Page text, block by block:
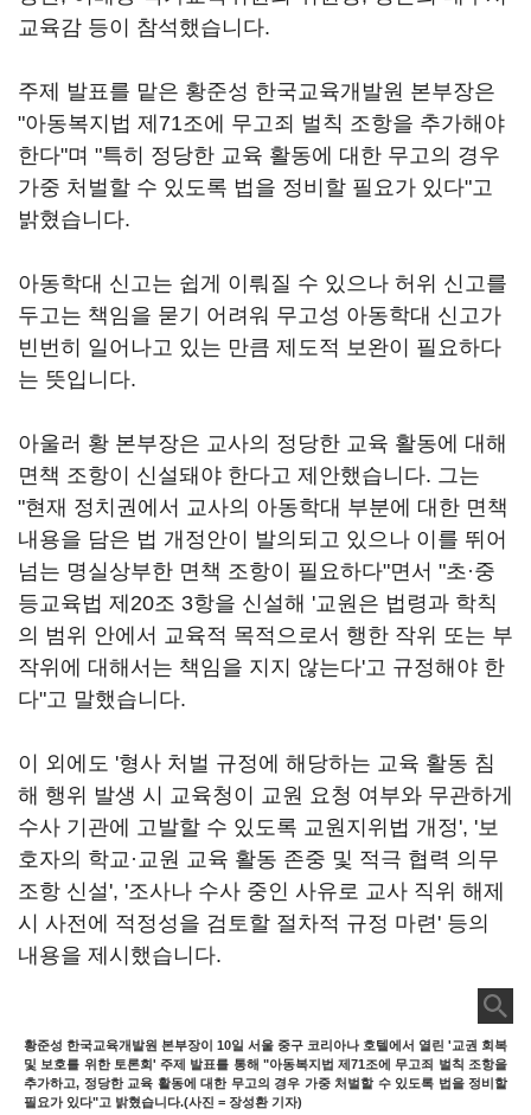
교육감 등이 참석했습니다.
주제 발표를 맡은 황준성 한국교육개발원 본부장은
"아동복지법 제71조에 무고죄 벌칙 조항을 추가해야
한다"며 "특히 정당한 교육 활동에 대한 무고의 경우
가중 처벌할 수 있도록 법을 정비할 필요가 있다"고
밝혔습니다.
아동학대 신고는 쉽게 이뤄질 수 있으나 허위 신고를
두고는 책임을 묻기 어려워 무고성 아동학대 신고가
빈번히 일어나고 있는 만큼 제도적 보완이 필요하다
는 뜻입니다.
아울러 황 본부장은 교사의 정당한 교육 활동에 대해
면책 조항이 신설돼야 한다고 제안했습니다. 그는
"현재 정치권에서 교사의 아동학대 부분에 대한 면책
내용을 담은 법 개정안이 발의되고 있으나 이를 뛰어
넘는 명실상부한 면책 조항이 필요하다"면서 "초·중
등교육법 제20조 3항을 신설해 '교원은 법령과 학칙
의 범위 안에서 교육적 목적으로서 행한 작위 또는 부
작위에 대해서는 책임을 지지 않는다'고 규정해야 한
다"고 말했습니다.
이 외에도 '형사 처벌 규정에 해당하는 교육 활동 침
해 행위 발생 시 교육청이 교원 요청 여부와 무관하게
수사 기관에 고발할 수 있도록 교원지위법 개정', '보
호자의 학교·교원 교육 활동 존중 및 적극 협력 의무
조항 신설', '조사나 수사 중인 사유로 교사 직위 해제
시 사전에 적정성을 검토할 절차적 규정 마련' 등의
내용을 제시했습니다.
황준성 한국교육개발원 본부장이 10일 서울 중구 코리아나 호텔에서 열린 '교권 회복
및 보호를 위한 토론회' 주제 발표를 통해 "아동복지법 제71조에 무고죄 벌칙 조항을
추가하고, 정당한 교육 활동에 대한 무고의 경우 가중 처벌할 수 있도록 법을 정비할
필요가 있다"고 밝혔습니다.(사진 = 장성환 기자)